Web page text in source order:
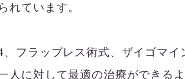
れています。
フラップレス術式、ザイゴマイ
人に対して最適の治療ができる